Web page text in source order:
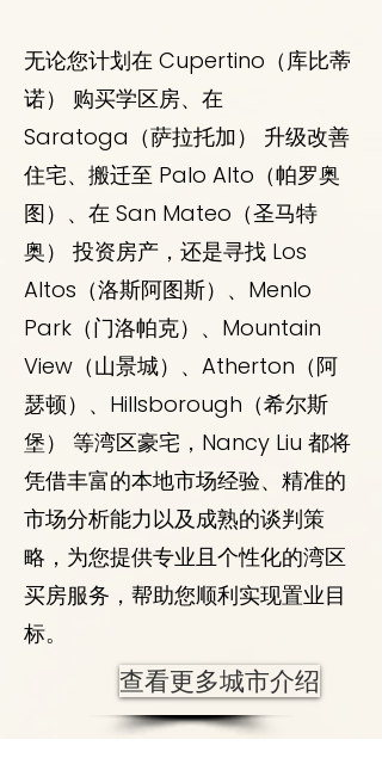
无论您计划在 Cupertino（库比蒂
诺） 购买学区房、在
Saratoga（萨拉托加） 升级改善
住宅、搬迁至 Palo Alto（帕罗奥
图）、在 San Mateo（圣马特
奥） 投资房产，还是寻找 Los
Altos（洛斯阿图斯）、Menlo
Park（门洛帕克）、Mountain
View（山景城）、Atherton（阿
瑟顿）、Hillsborough（希尔斯
堡） 等湾区豪宅，Nancy Liu 都将
凭借丰富的本地市场经验、精准的
市场分析能力以及成熟的谈判策
略，为您提供专业且个性化的湾区
买房服务，帮助您顺利实现置业目
标。
查看更多城市介绍